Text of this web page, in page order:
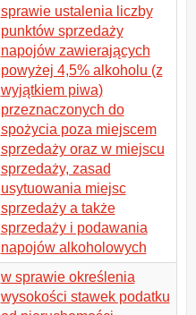
sprawie ustalenia liczby
punktów sprzedaży
napojów zawierających
powyżej 4,5% alkoholu (z
wyjątkiem piwa)
przeznaczonych do
spożycia poza miejscem
sprzedaży oraz w miejscu
sprzedaży, zasad
usytuowania miejsc
sprzedaży a także
sprzedaży i podawania
napojów alkoholowych
w sprawie określenia
wysokości stawek podatku